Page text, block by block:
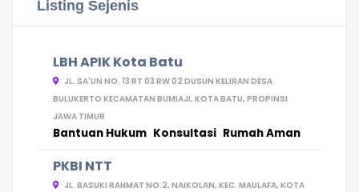
Listing Sejenis
LBH APIK Kota Batu
JL. SA'UN NO. 13 RT 03 RW 02 DUSUN KELIRAN DESA
BULUKERTO KECAMATAN BUMIAJI, KOTA BATU, PROPINSI
JAWA TIMUR
Bantuan Hukum Konsultasi Rumah Aman
PKBI NTT
JL. BASUKI RAHMAT NO.2, NAIKOLAN, KEC. MAULAFA, KOTA